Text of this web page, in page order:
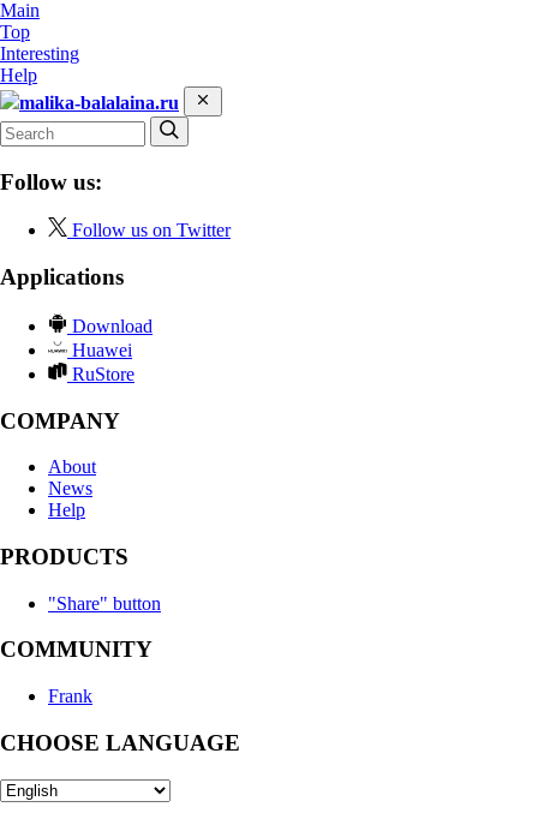
Main
Top
Interesting
Help
malika-balalaina.ru
Follow us:
Follow us on Twitter
Applications
Download
Huawei
RuStore
COMPANY
About
News
Help
PRODUCTS
"Share" button
COMMUNITY
Frank
CHOOSE LANGUAGE